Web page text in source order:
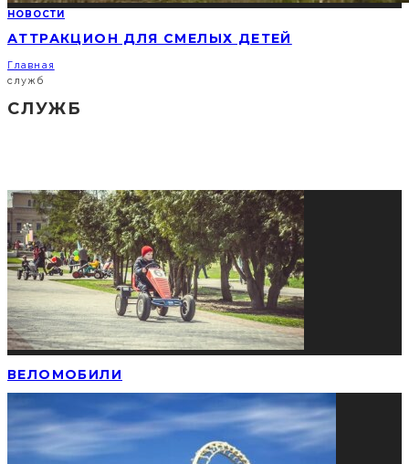
НОВОСТИ
АТТРАКЦИОН ДЛЯ СМЕЛЫХ ДЕТЕЙ
Главная
служб
СЛУЖБ
ВЕЛОМОБИЛИ